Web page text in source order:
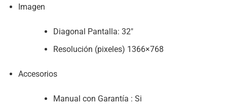
Imagen
Diagonal Pantalla: 32″
Resolución (pixeles) 1366×768
Accesorios
Manual con Garantía : Si